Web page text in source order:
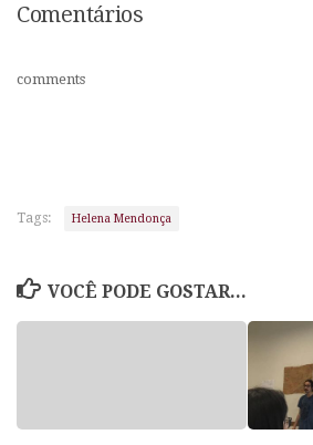
Comentários
comments
Tags: Helena Mendonça
VOCÊ PODE GOSTAR...